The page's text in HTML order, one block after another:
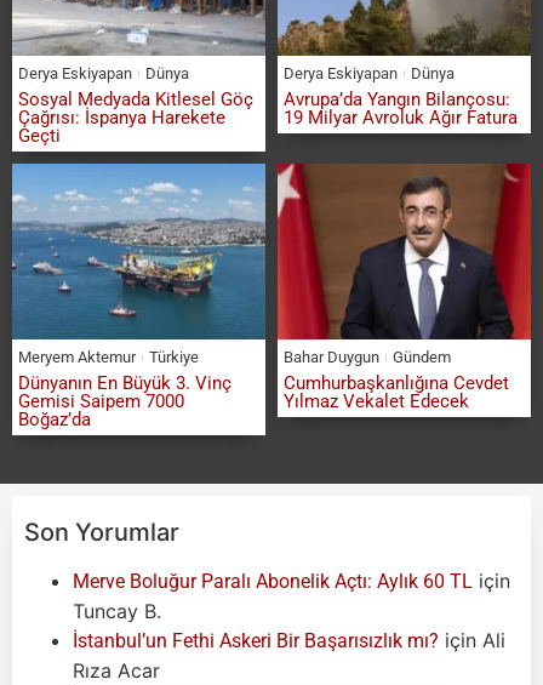
Derya Eskiyapan Dünya
Sosyal Medyada Kitlesel Göç
Çağrısı: İspanya Harekete
Geçti
Derya Eskiyapan Dünya
Avrupa’da Yangın Bilançosu:
19 Milyar Avroluk Ağır Fatura
Meryem Aktemur Türkiye
Dünyanın En Büyük 3. Vinç
Gemisi Saipem 7000
Boğaz’da
Bahar Duygun Gündem
Cumhurbaşkanlığına Cevdet
Yılmaz Vekalet Edecek
Son Yorumlar
Merve Boluğur Paralı Abonelik Açtı: Aylık 60 TL için
Tuncay B.
İstanbul’un Fethi Askeri Bir Başarısızlık mı? için Ali
Rıza Acar